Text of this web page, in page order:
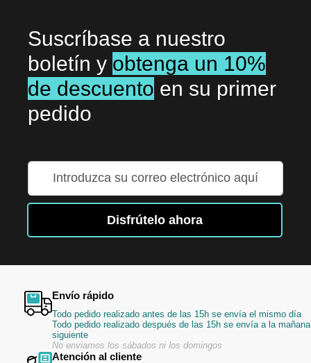
Suscríbase a nuestro
boletín y obtenga un 10%
de descuento en su primer
pedido
nuestro
de
Disfrútelo ahora
Envío rápido
Todo pedido realizado antes de las 15h se envía el mismo día
Todo pedido realizado después de las 15h se envía a la mañana
siguiente
No enviamos los sábados ni los domingos
Atención al cliente